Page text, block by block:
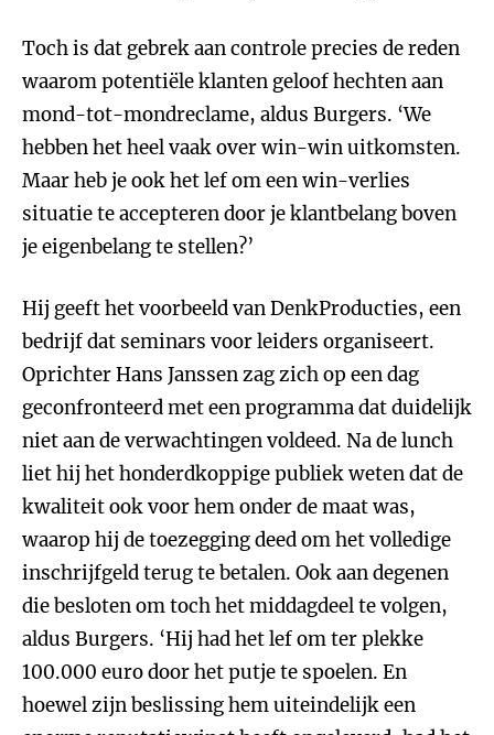
Toch is dat gebrek aan controle precies de reden
waarom potentiële klanten geloof hechten aan
mond-tot-mondreclame, aldus Burgers. ‘We
hebben het heel vaak over win-win uitkomsten.
Maar heb je ook het lef om een win-verlies
situatie te accepteren door je klantbelang boven
je eigenbelang te stellen?’
Hij geeft het voorbeeld van DenkProducties, een
bedrijf dat seminars voor leiders organiseert.
Oprichter Hans Janssen zag zich op een dag
geconfronteerd met een programma dat duidelijk
niet aan de verwachtingen voldeed. Na de lunch
liet hij het honderdkoppige publiek weten dat de
kwaliteit ook voor hem onder de maat was,
waarop hij de toezegging deed om het volledige
inschrijfgeld terug te betalen. Ook aan degenen
die besloten om toch het middagdeel te volgen,
aldus Burgers. ‘Hij had het lef om ter plekke
100.000 euro door het putje te spoelen. En
hoewel zijn beslissing hem uiteindelijk een